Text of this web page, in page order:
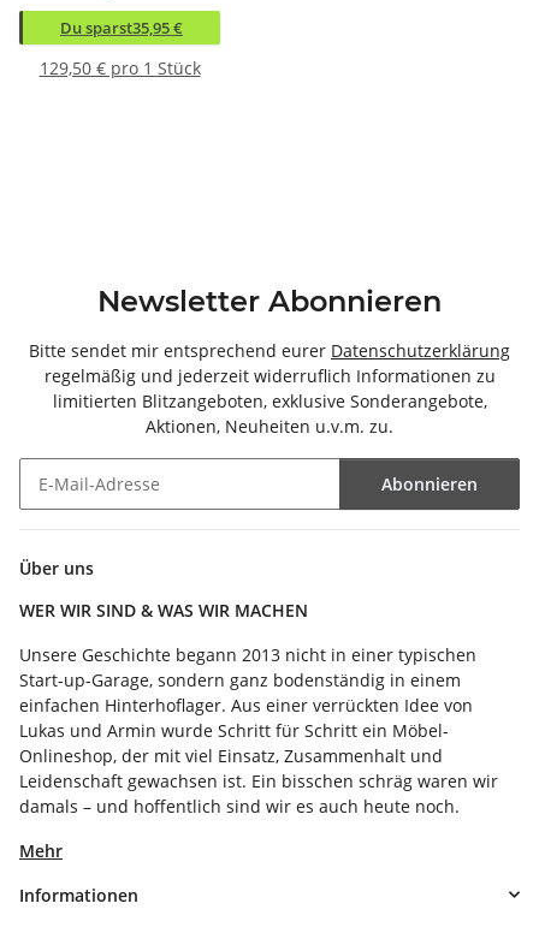
Du sparst35,95 €
129,50 € pro 1 Stück
Newsletter Abonnieren
Bitte sendet mir entsprechend eurer Datenschutzerklärung
regelmäßig und jederzeit widerruflich Informationen zu
limitierten Blitzangeboten, exklusive Sonderangebote,
Aktionen, Neuheiten u.v.m. zu.
Abonnieren
Über uns
WER WIR SIND & WAS WIR MACHEN
Unsere Geschichte begann 2013 nicht in einer typischen
Start-up-Garage, sondern ganz bodenständig in einem
einfachen Hinterhoflager. Aus einer verrückten Idee von
Lukas und Armin wurde Schritt für Schritt ein Möbel-
Onlineshop, der mit viel Einsatz, Zusammenhalt und
Leidenschaft gewachsen ist. Ein bisschen schräg waren wir
damals – und hoffentlich sind wir es auch heute noch.
Mehr
Informationen